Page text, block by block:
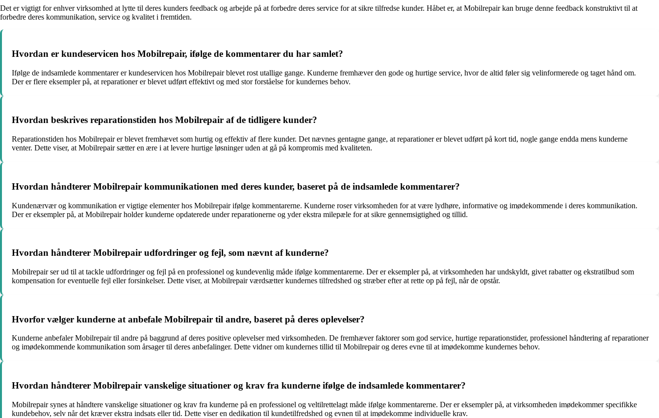
Det er vigtigt for enhver virksomhed at lytte til deres kunders feedback og arbejde på at forbedre deres service for at sikre tilfredse kunder. Håbet er, at Mobilrepair kan bruge denne feedback konstruktivt til at
forbedre deres kommunikation, service og kvalitet i fremtiden.
Hvordan er kundeservicen hos Mobilrepair, ifølge de kommentarer du har samlet?
Ifølge de indsamlede kommentarer er kundeservicen hos Mobilrepair blevet rost utallige gange. Kunderne fremhæver den gode og hurtige service, hvor de altid føler sig velinformerede og taget hånd om.
Der er flere eksempler på, at reparationer er blevet udført effektivt og med stor forståelse for kundernes behov.
Hvordan beskrives reparationstiden hos Mobilrepair af de tidligere kunder?
Reparationstiden hos Mobilrepair er blevet fremhævet som hurtig og effektiv af flere kunder. Det nævnes gentagne gange, at reparationer er blevet udført på kort tid, nogle gange endda mens kunderne
venter. Dette viser, at Mobilrepair sætter en ære i at levere hurtige løsninger uden at gå på kompromis med kvaliteten.
Hvordan håndterer Mobilrepair kommunikationen med deres kunder, baseret på de indsamlede kommentarer?
Kundenærvær og kommunikation er vigtige elementer hos Mobilrepair ifølge kommentarerne. Kunderne roser virksomheden for at være lydhøre, informative og imødekommende i deres kommunikation.
Der er eksempler på, at Mobilrepair holder kunderne opdaterede under reparationerne og yder ekstra milepæle for at sikre gennemsigtighed og tillid.
Hvordan håndterer Mobilrepair udfordringer og fejl, som nævnt af kunderne?
Mobilrepair ser ud til at tackle udfordringer og fejl på en professionel og kundevenlig måde ifølge kommentarerne. Der er eksempler på, at virksomheden har undskyldt, givet rabatter og ekstratilbud som
kompensation for eventuelle fejl eller forsinkelser. Dette viser, at Mobilrepair værdsætter kundernes tilfredshed og stræber efter at rette op på fejl, når de opstår.
Hvorfor vælger kunderne at anbefale Mobilrepair til andre, baseret på deres oplevelser?
Kunderne anbefaler Mobilrepair til andre på baggrund af deres positive oplevelser med virksomheden. De fremhæver faktorer som god service, hurtige reparationstider, professionel håndtering af reparationer
og imødekommende kommunikation som årsager til deres anbefalinger. Dette vidner om kundernes tillid til Mobilrepair og deres evne til at imødekomme kundernes behov.
Hvordan håndterer Mobilrepair vanskelige situationer og krav fra kunderne ifølge de indsamlede kommentarer?
Mobilrepair synes at håndtere vanskelige situationer og krav fra kunderne på en professionel og veltilrettelagt måde ifølge kommentarerne. Der er eksempler på, at virksomheden imødekommer specifikke
kundebehov, selv når det kræver ekstra indsats eller tid. Dette viser en dedikation til kundetilfredshed og evnen til at imødekomme individuelle krav.